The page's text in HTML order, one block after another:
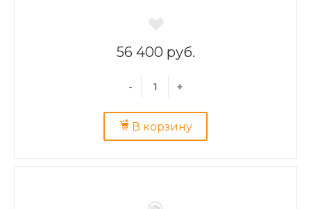
56 400 руб.
- +
В корзину